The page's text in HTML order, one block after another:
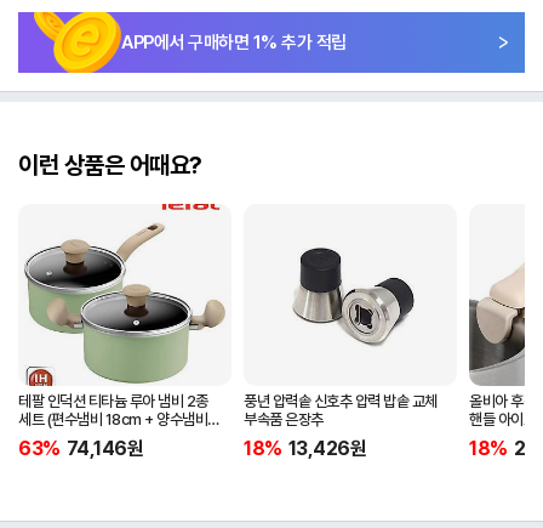
APP에서 구매하면 1% 추가 적립
이런 상품은 어때요?
테팔 인덕션 티타늄 루아 냄비 2종
세트 (편수냄비 18cm + 양수냄비
20cm)
63% 74,146원
풍년 압력솥 신호추 압력 밥솥 교체
부속품 은장추
18% 13,426원
올비아 후라
핸들 아이보
18%